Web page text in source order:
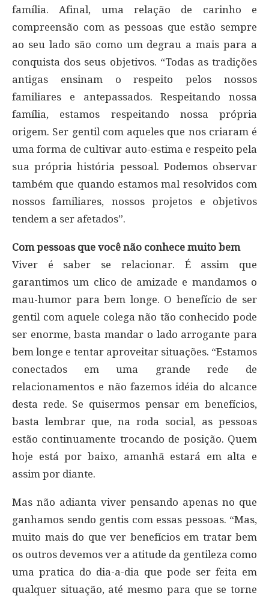
família. Afinal, uma relação de carinho e
compreensão com as pessoas que estão sempre
ao seu lado são como um degrau a mais para a
conquista dos seus objetivos. “Todas as tradições
antigas ensinam o respeito pelos nossos
familiares e antepassados. Respeitando nossa
família, estamos respeitando nossa própria
origem. Ser gentil com aqueles que nos criaram é
uma forma de cultivar auto-estima e respeito pela
sua própria história pessoal. Podemos observar
também que quando estamos mal resolvidos com
nossos familiares, nossos projetos e objetivos
tendem a ser afetados”.
Com pessoas que você não conhece muito bem
Viver é saber se relacionar. É assim que
garantimos um clico de amizade e mandamos o
mau-humor para bem longe. O benefício de ser
gentil com aquele colega não tão conhecido pode
ser enorme, basta mandar o lado arrogante para
bem longe e tentar aproveitar situações. “Estamos
conectados em uma grande rede de
relacionamentos e não fazemos idéia do alcance
desta rede. Se quisermos pensar em benefícios,
basta lembrar que, na roda social, as pessoas
estão continuamente trocando de posição. Quem
hoje está por baixo, amanhã estará em alta e
assim por diante.
Mas não adianta viver pensando apenas no que
ganhamos sendo gentis com essas pessoas. “Mas,
muito mais do que ver benefícios em tratar bem
os outros devemos ver a atitude da gentileza como
uma pratica do dia-a-dia que pode ser feita em
qualquer situação, até mesmo para que se torne